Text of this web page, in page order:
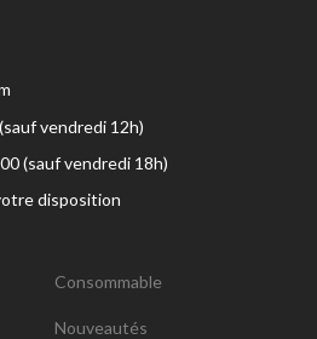
vendredi 12h)
(sauf vendredi 18h)
disposition
Consommable
Nouveautés